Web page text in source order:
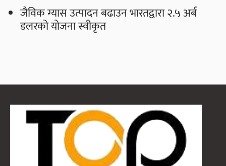
जैविक ग्यास उत्पादन बढाउन भारतद्वारा २.५ अर्ब
डलरको योजना स्वीकृत